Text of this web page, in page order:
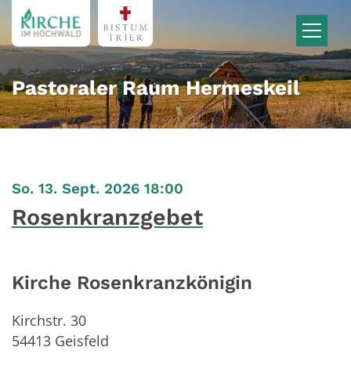
Zum Inhalt springen
Pastoraler Raum Hermeskeil
So. 13. Sept. 2026 18:00
Rosenkranzgebet
Kirche Rosenkranzkönigin
Kirchstr. 30
54413 Geisfeld